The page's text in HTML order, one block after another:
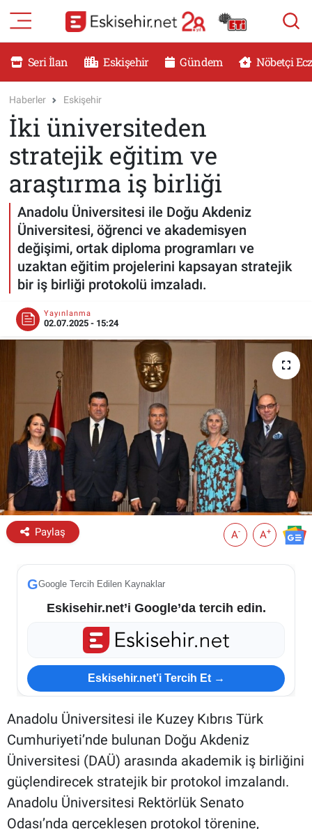
Seri İlan Eskişehir Gündem Nöbetçi
Haberler Eskişehir
İki üniversiteden
stratejik eğitim ve
araştırma iş birliği
Anadolu Üniversitesi ile Doğu Akdeniz
Üniversitesi, öğrenci ve akademisyen
değişimi, ortak diploma programları ve
uzaktan eğitim projelerini kapsayan stratejik
bir iş birliği protokolü imzaladı.
Yayınlanma
02.07.2025 - 15:24
Paylaş A- A+
GGoogle Tercih Edilen Kaynaklar
Eskisehir.net’i Google’da tercih edin.
Eskisehir.net’i Tercih Et →
Anadolu Üniversitesi ile Kuzey Kıbrıs Türk
Cumhuriyeti’nde bulunan Doğu Akdeniz
Üniversitesi (DAÜ) arasında akademik iş birliğini
güçlendirecek stratejik bir protokol imzalandı.
Anadolu Üniversitesi Rektörlük Senato
Odası’nda gerçekleşen protokol törenine,
RESMİ İLANLAR
DÜNYA
SAĞLIK
MAGAZİN
KADIN
TEKNOLOJİ
ESKİŞEHİR NÖBETÇİ ECZANELER
Eskişehir Haber İçerikleri
Eskişehir Hava Durumu
Eskişehir Tramvay Saatleri
Eskişehir Otobüs Saatleri
Eskişehir Nöbetçi Eczaneler
Eskişehir Namaz Vakitleri
Eskişehir Trafik Yoğunluk Haritası
Süper Lig Puan Durumu ve Fikstür
Tüm Manşetler
Son Dakika Haberleri